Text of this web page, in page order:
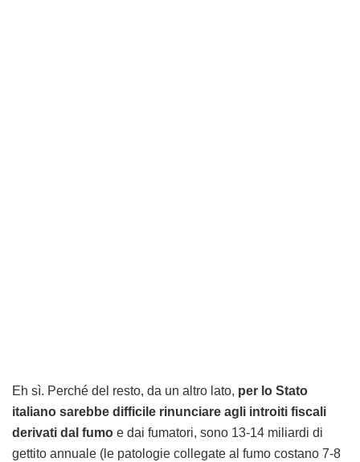
Eh sì. Perché del resto, da un altro lato, per lo Stato
italiano sarebbe difficile rinunciare agli introiti fiscali
derivati dal fumo e dai fumatori, sono 13-14 miliardi di
gettito annuale (le patologie collegate al fumo costano 7-8